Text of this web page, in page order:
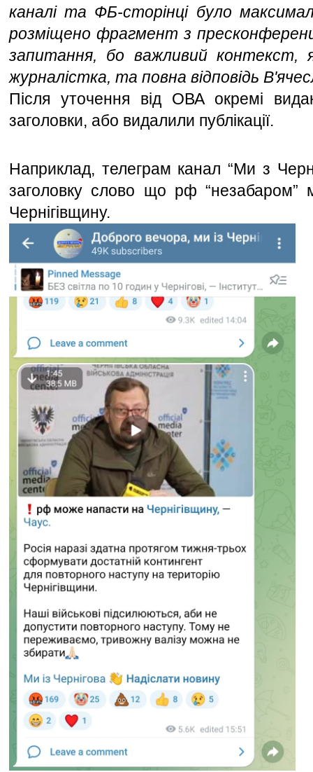
каналі та ФБ-сторінці було
розміщено фрагмент з
запитання, бо важливий контекст,
журналістка, та повна відповідь
Після уточення від ОВА окремі
заголовки, або видалили публікації.
Наприклад, телеграм канал “Ми з
заголовку слово що рф “незабаром”
Чернігівщину.